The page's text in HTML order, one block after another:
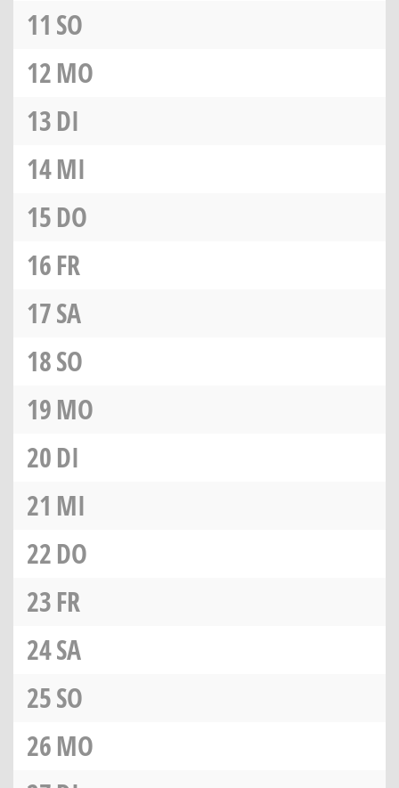
11 SO
12MO
13DI
14MI
15DO
16FR
17SA
18SO
19MO
20DI
21 MI
22DO
23FR
24SA
25SO
26MO